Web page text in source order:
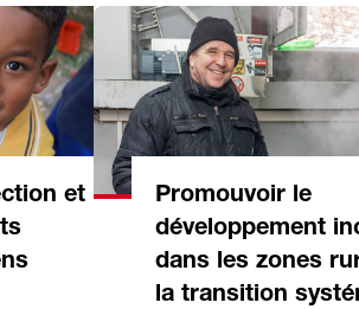
et
Promouvoir le
développement
dans les zones
la transition